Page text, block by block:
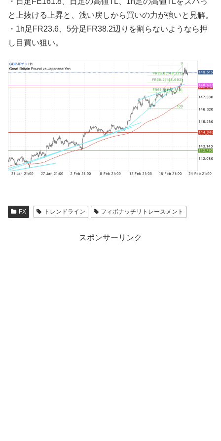
と上抜ける上昇と、浅い戻しから買いの力が強いと見解。
・1h足FR23.6、5分足FR38.2辺りを割らないようなら押
し目買い狙い。
FX トレンドライン フィボナッチリトレースメント
スポンサーリンク